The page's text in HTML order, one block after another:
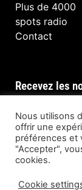
Plus de 4000
spots radio
Contact
Recevez les
Nous utilisons
offrir une
préférences et
"Accepter",
cookies.
Cookie